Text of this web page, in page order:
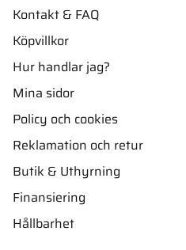
Kontakt & FAQ
Köpvillkor
Hur handlar jag?
Mina sidor
Policy och cookies
Reklamation och retur
Butik & Uthyrning
Finansiering
Hållbarhet